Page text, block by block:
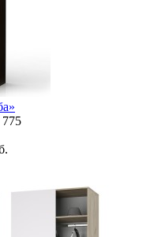
775